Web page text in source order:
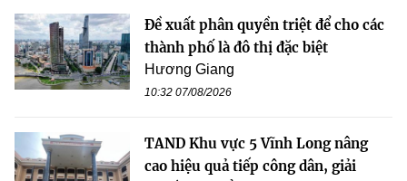
Đề xuất phân quyền triệt để cho các
thành phố là đô thị đặc biệt
Hương Giang
10:32 07/08/2026
TAND Khu vực 5 Vĩnh Long nâng
cao hiệu quả tiếp công dân, giải